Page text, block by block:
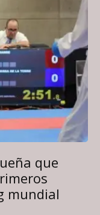
que
mundial